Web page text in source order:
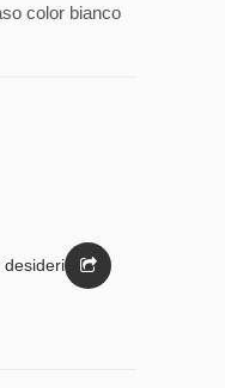
color bianco
desideri